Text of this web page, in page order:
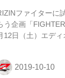
ファイターに
う企画「
12日（土）エデ
はなんと出場する
てくれたぞ！ その